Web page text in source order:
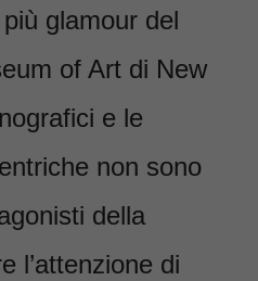
glamour del
of Art di New
e le
non sono
della
l’attenzione di